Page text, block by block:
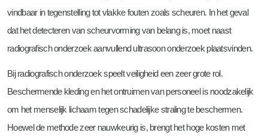
vindbaar in tegenstelling tot vlakke fouten zoals scheuren. In het geval
dat het detecteren van scheurvorming van belang is, moet naast
radiografisch onderzoek aanvullend ultrasoon onderzoek plaatsvinden.
Bij radiografisch onderzoek speelt veiligheid een zeer grote rol.
Beschermende kleding en het ontruimen van personeel is noodzakelijk
om het menselijk lichaam tegen schadelijke straling te beschermen.
Hoewel de methode zeer nauwkeurig is, brengt het hoge kosten met